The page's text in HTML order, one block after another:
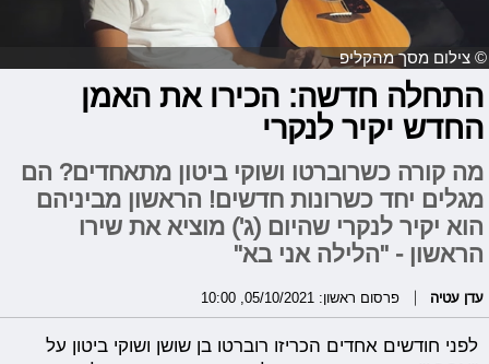
© צילום מסך מהקליפ
התחלה חדשה: הכירו את האמן
החדש יקיר לנקרי
מה קורה כשרוברטו ושוקי ביטון מתאחדים? הם
מגלים יחד כשרונות חדשים! הראשון מביניהם
הוא יקיר לנקרי שהיום (ג') מוציא את שירו
הראשון - "הלילה אני בא"
עדן עטיה פרסום ראשון: 05/10/2021, 10:00
לפני חודשים אחדים הכריזו רוברטו בן שושן ושוקי ביטון על